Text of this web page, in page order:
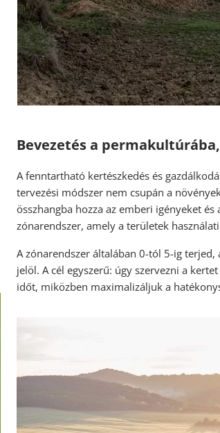
Bevezetés a
A fenntartható kertészkedés és
tervezési módszer nem csupán a
összhangba hozza az emberi igényeket
zónarendszer, amely a területek
A zónarendszer általában 0-tól 5-ig
jelöl. A cél egyszerű: úgy szervezni a
időt, miközben maximalizáljuk a